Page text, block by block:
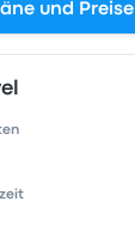
und Preise